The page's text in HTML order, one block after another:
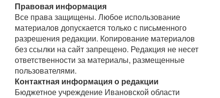
Правовая информация
Все права защищены. Любое использование
материалов допускается только с письменного
разрешения редакции. Копирование материалов
без ссылки на сайт запрещено. Редакция не несет
ответственности за материалы, размещенные
пользователями.
Контактная информация о редакции
Бюджетное учреждение Ивановской области